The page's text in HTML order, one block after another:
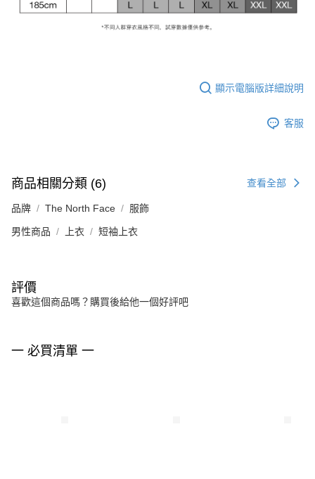
顯示電腦版詳細說明
客服
商品相關分類 (6) 查看全部
品牌 The North Face 服飾
男性商品 上衣 短袖上衣
評價
喜歡這個商品嗎？購買後給他一個好評吧
一 必買清單 一